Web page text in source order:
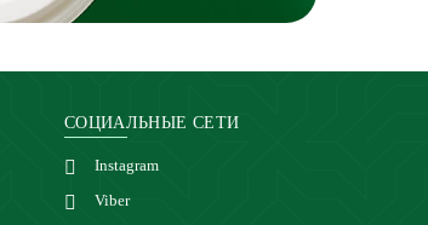
СОЦИАЛЬНЫЕ СЕТИ
Instagram
Viber